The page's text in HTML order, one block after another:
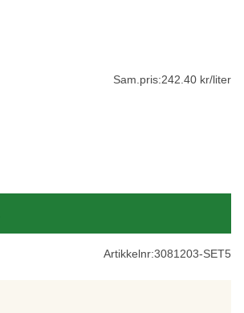
Sam.pris:242.40 kr/liter
Artikkelnr:3081203-SET5